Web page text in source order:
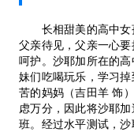
长相甜美的高中女
父亲待见，父亲一心
呵护。沙耶加所在的
妹们吃喝玩乐，学习
苦的妈妈（吉田羊 饰
虑万分，因此将沙耶
班。经过水平测试，